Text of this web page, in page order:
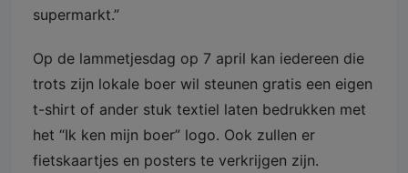
supermarkt.”
Op de lammetjesdag op 7 april kan iedereen die
trots zijn lokale boer wil steunen gratis een eigen
t-shirt of ander stuk textiel laten bedrukken met
het “Ik ken mijn boer” logo. Ook zullen er
fietskaartjes en posters te verkrijgen zijn.